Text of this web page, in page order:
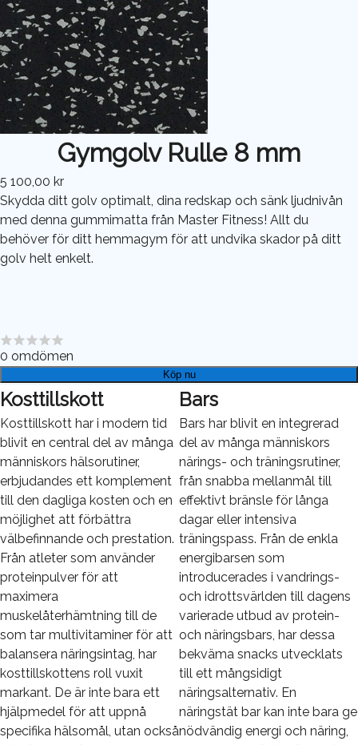
Gymgolv Rulle 8 mm
5 100,00 kr
Skydda ditt golv optimalt, dina redskap och sänk ljudnivån
med denna gummimatta från Master Fitness! Allt du
behöver för ditt hemmagym för att undvika skador på ditt
golv helt enkelt.
0 omdömen
Köp nu
Kosttillskott
Kosttillskott har i modern tid
blivit en central del av många
människors hälsorutiner,
erbjudandes ett komplement
till den dagliga kosten och en
möjlighet att förbättra
välbefinnande och prestation.
Från atleter som använder
proteinpulver för att
maximera
muskelåterhämtning till de
som tar multivitaminer för att
balansera näringsintag, har
kosttillskottens roll vuxit
markant. De är inte bara ett
hjälpmedel för att uppnå
specifika hälsomål, utan också
Bars
Bars har blivit en integrerad
del av många människors
närings- och träningsrutiner,
från snabba mellanmål till
effektivt bränsle för långa
dagar eller intensiva
träningspass. Från de enkla
energibarsen som
introducerades i vandrings-
och idrottsvärlden till dagens
varierade utbud av protein-
och näringsbars, har dessa
bekväma snacks utvecklats
till ett mångsidigt
näringsalternativ. En
näringstät bar kan inte bara ge
nödvändig energi och näring,